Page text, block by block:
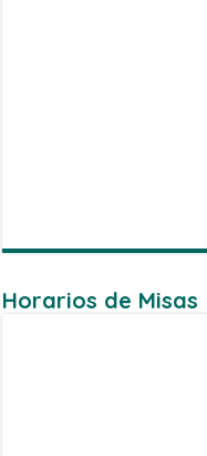
Horarios de Misas